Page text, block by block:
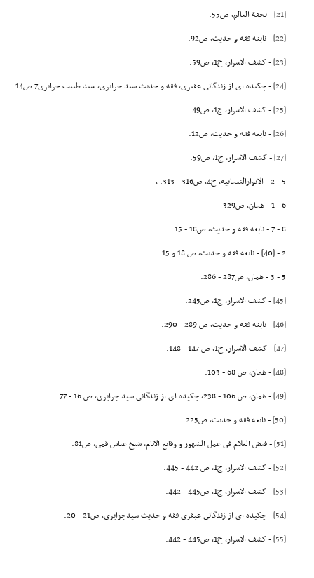
[21]
- تحفة العالم، ص55.
[22]
- نابغه فقه و حدیث، ص92.
[23]
- کشف الاسرار، ج1، ص59.
[24]
- چکیده اى از زندگانى عقبرى، فقه و حدیث سید جزایرى، سید طبیب جزایرى7 ص14.
[25]
- کشف الاسرار، ج1، ص49.
[26]
- نابغه فقه و حدیث، ص12.
[27]
- کشف الاسرار، ج1، ص59.
5 - 2 - الانوارالنعمانیه، ج4، ص316 - 313. ,
6 - 1 - همان، ص329
8 - 7 - نابغه فقه و حدیث، ص18 - 15.
2 - [40] - نابغه فقه و حدیث، ص 18 و 15.
5 - 3 - همان، ص287 - 286.
[45]
- کشف الاسرار، ج1، ص245.
[46]
- نابغه فقه و حدیث، ص 289 - 290.
[47]
- کشف الاسرار، ج1، ص 147 - 148.
[48]
- همان، ص 68 - 103.
[49]
- همان، ص 106 - 238, چکیده اى از زندگانى سید جزایرى، ص 16 - 77.
[50]
- نابغه فقه و حدیث، ص225.
[51]
- فیض العلام فى عمل الشهور و وقایع الایام، شیخ عباس قمى، ص81.
[52]
- کشف الاسرار، ج1، ص 442 - 445.
[53]
- کشف الاسرار، ج1، ص445 - 442.
[54]
- چکیده اى از زندگانى عبقرى فقه و حدیث سیدجزایرى، ص21 - 20.
[55]
- کشف الاسرار، ج1، ص445 - 442.